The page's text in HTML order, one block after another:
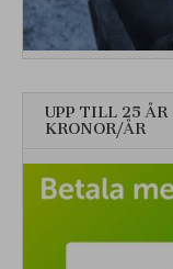
UPP TILL 25
KRONOR/ÅR